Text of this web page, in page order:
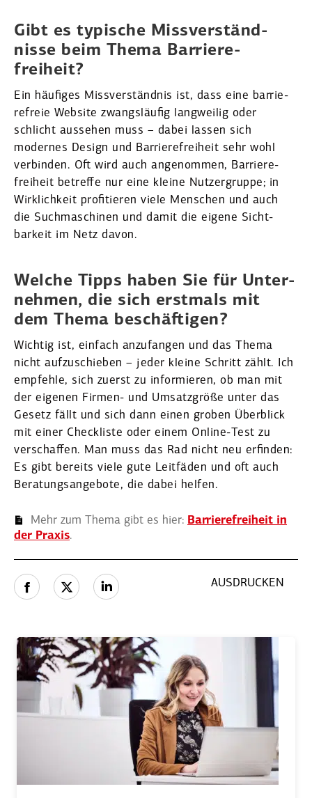
Gibt es typische Missver­ständ­
nisse beim Thema Barrie­re­
freiheit?
Ein häufiges Missver­ständnis ist, dass eine barrie­
re­freie Website zwangs­läufig langweilig oder
schlicht aussehen muss – dabei lassen sich
modernes Design und Barrie­re­freiheit sehr wohl
verbinden. Oft wird auch angenommen, Barrie­re­
freiheit betreffe nur eine kleine Nutzer­gruppe; in
Wirklichkeit profi­tieren viele Menschen und auch
die Suchma­schinen und damit die eigene Sicht­
barkeit im Netz davon.
Welche Tipps haben Sie für Unter­
nehmen, die sich erstmals mit
dem Thema beschäf­tigen?
Wichtig ist, einfach anzufangen und das Thema
nicht aufzu­schieben – jeder kleine Schritt zählt. Ich
empfehle, sich zuerst zu infor­mieren, ob man mit
der eigenen Firmen- und Umsatz­größe unter das
Gesetz fällt und sich dann einen groben Überblick
mit einer Check­liste oder einem Online-Test zu
verschaffen. Man muss das Rad nicht neu erfinden:
Es gibt bereits viele gute Leitfäden und oft auch
Beratungs­an­gebote, die dabei helfen.
Mehr zum Thema gibt es hier: Barrie­re­freiheit in
der Praxis.
AUSDRUCKEN